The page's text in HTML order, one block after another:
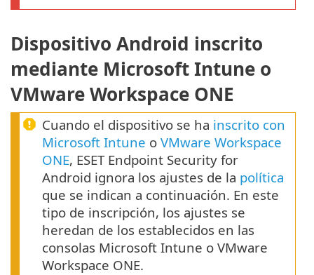
Dispositivo Android inscrito
mediante Microsoft Intune o
VMware Workspace ONE
Cuando el dispositivo se ha inscrito con
Microsoft Intune o VMware Workspace
ONE, ESET Endpoint Security for
Android ignora los ajustes de la política
que se indican a continuación. En este
tipo de inscripción, los ajustes se
heredan de los establecidos en las
consolas Microsoft Intune o VMware
Workspace ONE.